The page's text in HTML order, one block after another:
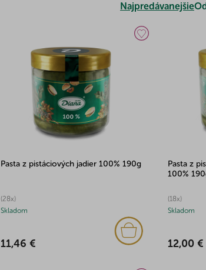
Najpredávanejšie
Pasta z pistáciových jadier 100% 190g
(28x)
Skladom
11,46 €
Pasta z
100%
(18x)
Skladom
12,00 €